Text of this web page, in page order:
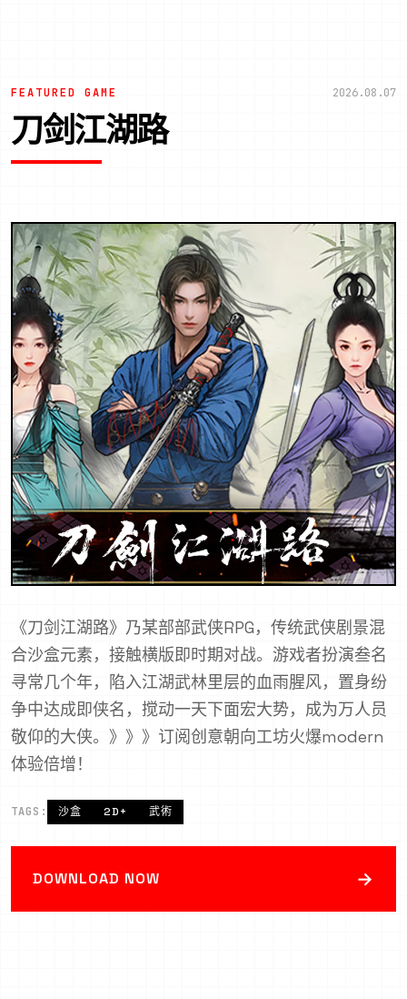
FEATURED GAME 2026.08.07
刀剑江湖路
《刀剑江湖路》乃某部部武侠RPG，传统武侠剧景混
合沙盒元素，接触横版即时期对战。游戏者扮演叁名
寻常几个年，陷入江湖武林里层的血雨腥风，置身纷
争中达成即侠名，搅动一天下面宏大势，成为万人员
敬仰的大侠。》》》订阅创意朝向工坊火爆modern
体验倍增！
TAGS: 沙盒 2D+ 武術
DOWNLOAD NOW →